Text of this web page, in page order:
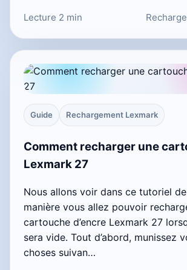
Lecture 2 min
Guide Rechargement Lexmark
Comment recharger une
Lexmark 27
Nous allons voir dans ce tutoriel
manière vous allez pouvoir
cartouche d’encre Lexmark 27
sera vide. Tout d’abord, munissez
choses suivan…